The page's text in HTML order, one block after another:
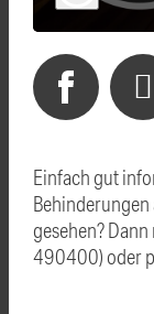
Einfach gut
Behinderungen
gesehen?
490400) oder